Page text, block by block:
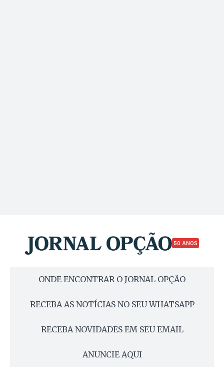
50 ANOS
ONDE ENCONTRAR O JORNAL OPÇÃO
RECEBA AS NOTÍCIAS NO SEU WHATSAPP
RECEBA NOVIDADES EM SEU EMAIL
ANUNCIE AQUI